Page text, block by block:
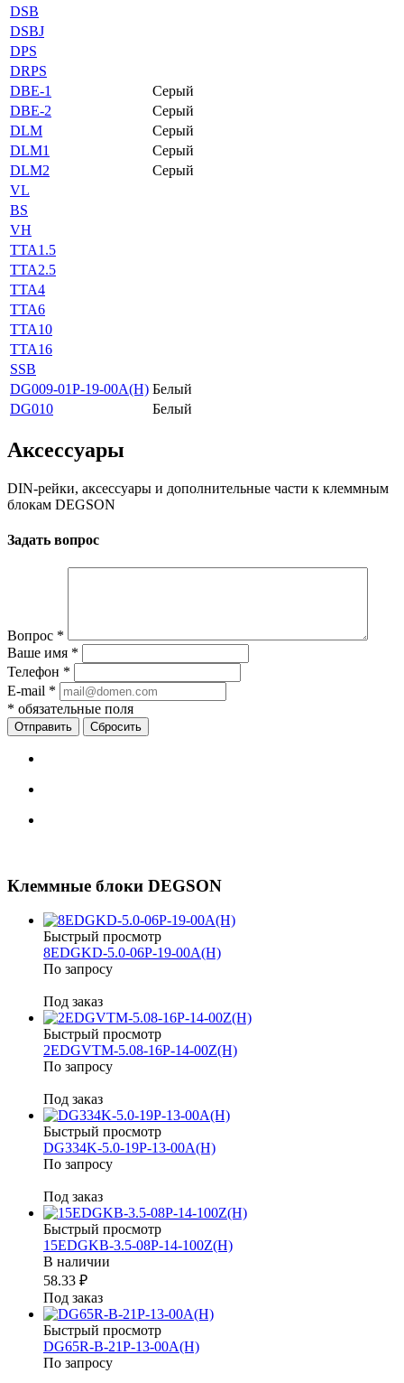
DSB
DSBJ
DPS
DRPS
DBE-1
Серый
DBE-2
Серый
DLM
Серый
DLM1
Серый
DLM2
Серый
VL
BS
VH
TTA1.5
TTA2.5
TTA4
TTA6
TTA10
TTA16
SSB
DG009-01P-19-00A(H) Белый
DG010
Белый
Аксессуары
DIN-рейки, аксессуары и дополнительные части к клеммным
блокам DEGSON
Задать вопрос
Вопрос *
Ваше имя *
Телефон *
E-mail *
* обязательные поля
Сбросить
Клеммные блоки DEGSON
Быстрый просмотр
8EDGKD-5.0-06P-19-00A(H)
По запросу
Под заказ
Быстрый просмотр
2EDGVTM-5.08-16P-14-00Z(H)
По запросу
Под заказ
Быстрый просмотр
DG334K-5.0-19P-13-00A(H)
По запросу
Под заказ
Быстрый просмотр
15EDGKB-3.5-08P-14-100Z(H)
В наличии
58.33 ₽
Под заказ
Быстрый просмотр
DG65R-B-21P-13-00A(H)
По запросу